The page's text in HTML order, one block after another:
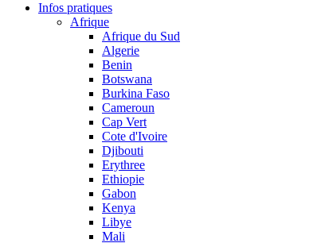
Infos pratiques
Afrique
Afrique du Sud
Algerie
Benin
Botswana
Burkina Faso
Cameroun
Cap Vert
Cote d'Ivoire
Djibouti
Erythree
Ethiopie
Gabon
Kenya
Libye
Mali